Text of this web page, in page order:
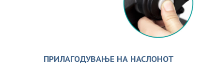
ПРИЛАГОДУВАЊЕ НА НАСЛОНОТ